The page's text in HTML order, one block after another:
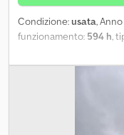
Condizione:usata,
funzionamento: 594 h,
,
Crjdjzlmzcjpfx Apysf